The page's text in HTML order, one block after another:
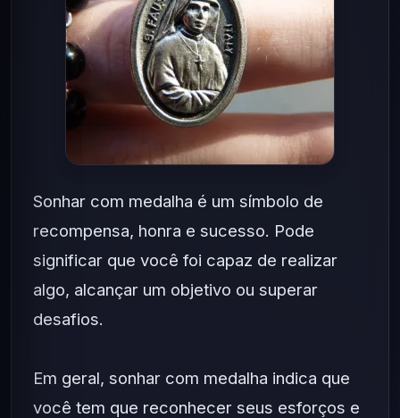
Sonhar com medalha é um símbolo de
recompensa, honra e sucesso. Pode
significar que você foi capaz de realizar
algo, alcançar um objetivo ou superar
desafios.
Em geral, sonhar com medalha indica que
você tem que reconhecer seus esforços e